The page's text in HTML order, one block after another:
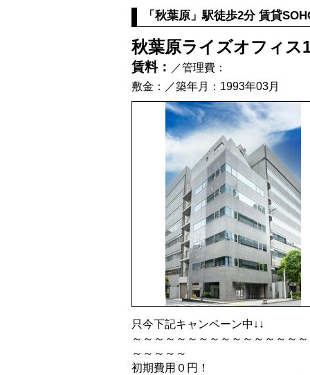
「秋葉原」駅徒歩2分 賃貸
秋葉原ライズオフィ
賃料： ／管理費：
敷金：／築年月：1993年03月
只今下記キャンペーン中↓↓
～～～～～～～～～～～～～～～
～～～～～
初期費用０円！